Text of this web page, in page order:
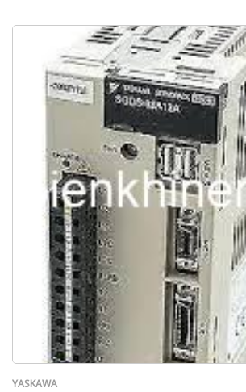
YASKAWA